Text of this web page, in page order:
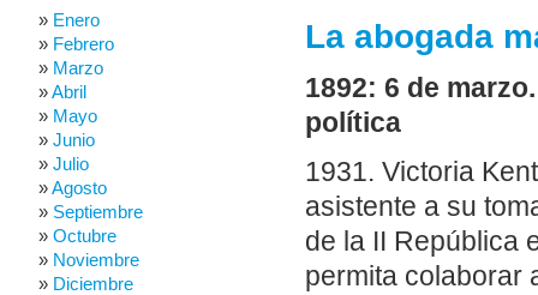
La abogada
1892: 6 de
política
1931. Victoria
asistente a su
de la II República
permita colaborar
Enero
Febrero
Marzo
Abril
Mayo
Junio
Julio
Agosto
Septiembre
Octubre
Noviembre
Diciembre